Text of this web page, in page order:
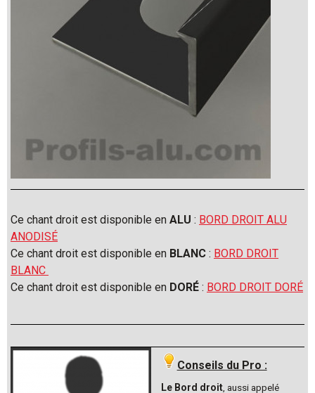
Ce chant droit est disponible en ALU : BORD DROIT ALU
ANODISÉ
Ce chant droit est disponible en BLANC : BORD DROIT
BLANC
Ce chant droit est disponible en DORÉ : BORD DROIT DORÉ
Conseils du Pro :
Le Bord droit, aussi appelé